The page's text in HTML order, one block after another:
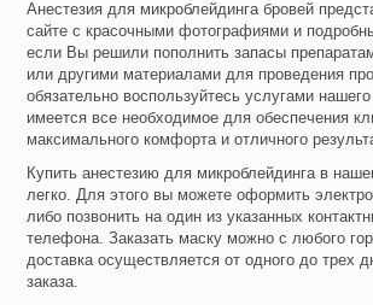
Анестезия для микроблейдинга бровей
сайте с красочными фотографиями и
если Вы решили пополнить запасы
или другими материалами для проведения
обязательно воспользуйтесь услугами
имеется все необходимое для обеспечения
максимального комфорта и отличного
Купить анестезию для микроблейдинга в
легко. Для этого вы можете оформить
либо позвонить на один из указанных
телефона. Заказать маску можно с любого
доставка осуществляется от одного до трех
заказа.